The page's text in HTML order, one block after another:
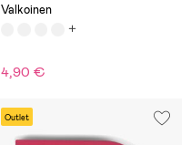
Valkoinen
4,90 €
Outlet